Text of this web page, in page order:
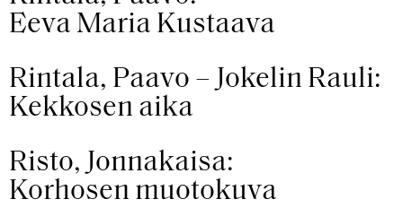
Eeva Maria Kustaava
Rintala, Paavo – Jokelin Rauli:
Kekkosen aika
Risto, Jonnakaisa:
Korhosen muotokuva